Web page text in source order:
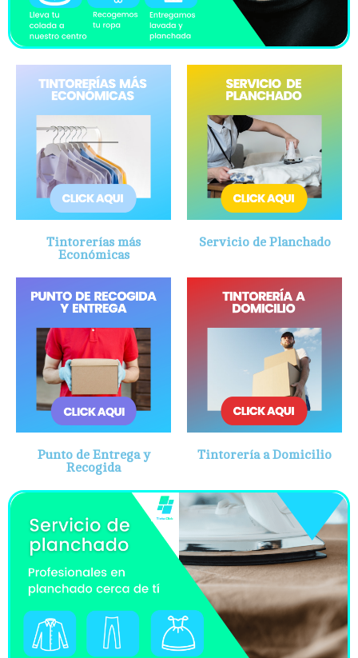
Tintorerías más
Económicas
Servicio de Planchado
Punto de Entrega y
Recogida
Tintorería a Domicilio